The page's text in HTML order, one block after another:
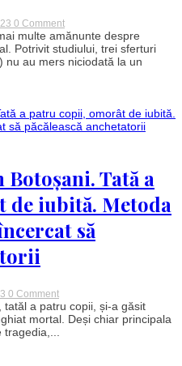
0 Commenton
Copiii
de
sate,
de
alarmă
iarnă
multe amănunte despre
Potrivit studiului, trei sferturi
nu au mers niciodată la un
Botoșani. Tată a
iubită. Metoda
să
0 Commenton
Crimă
ȘOCANTĂ
Botoșani.
a patru copii, și-a găsit
mortal. Deși chiar principala
tragedia,...